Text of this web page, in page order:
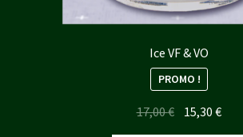
Ice VF & VO
PROMO !
17,00€ Le
prix
15,30€Le
prix